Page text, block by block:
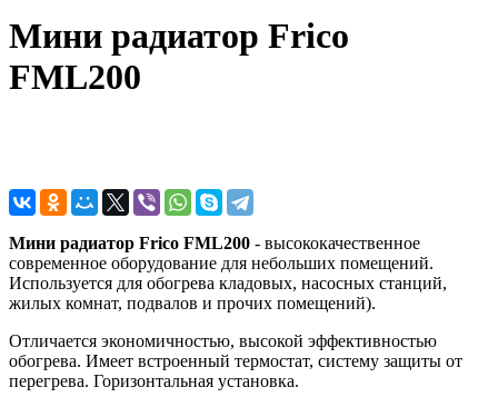
Мини радиатор Frico
FML200
Мини радиатор Frico FML200 - высококачественное
современное оборудование для небольших помещений.
Используется для обогрева кладовых, насосных станций,
жилых комнат, подвалов и прочих помещений).
Отличается экономичностью, высокой эффективностью
обогрева. Имеет встроенный термостат, систему защиты от
перегрева. Горизонтальная установка.